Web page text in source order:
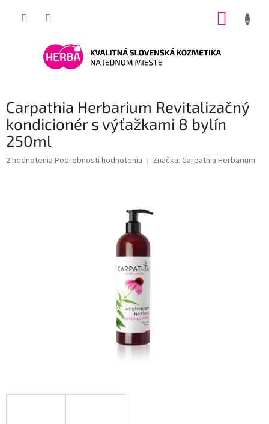
Carpathia Herbarium Revitalizačný
kondicionér s výťažkami 8 bylín
250ml
Priemerné
2 hodnotenia Podrobnosti hodnotenia Značka: Carpathia Herbarium